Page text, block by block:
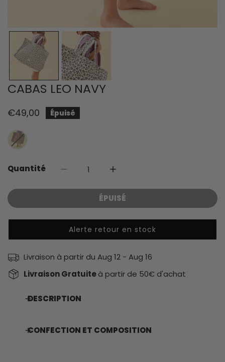
OUVRIR LE MÉDIA DANS LA VUE GALERIE
CABAS LEO NAVY
Prix
€49,00 Épuisé
Quantité
DIMINUER LA QUANTITÉ POUR CABAS
AUGMENTER LA QUANTITÉ
ÉPUISÉ
Alerte retour en stock
Livraison à partir du Aug 12 - Aug 16
Livraison Gratuiteà partir de 50€ d'achat
DESCRIPTION
CONFECTION ET COMPOSITION